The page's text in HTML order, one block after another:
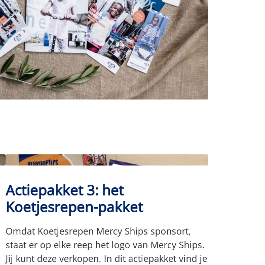
Actiepakket 3: het
Koetjesrepen-pakket
Omdat Koetjesrepen Mercy Ships sponsort,
staat er op elke reep het logo van Mercy Ships.
Jij kunt deze verkopen. In dit actiepakket vind je